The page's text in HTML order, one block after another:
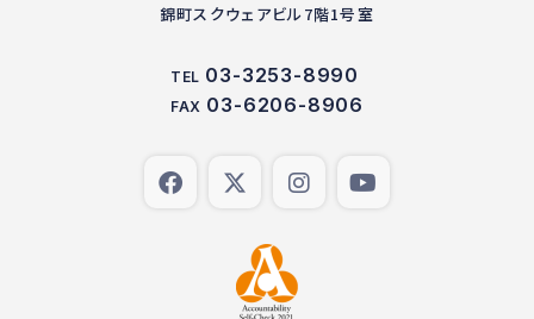
錦町スクウェアビル7階1号室
TEL 03-3253-8990
FAX 03-6206-8906